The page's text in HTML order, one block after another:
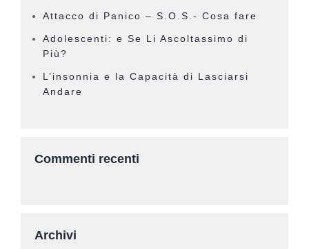
Attacco di Panico – S.O.S.- Cosa fare
Adolescenti: e Se Li Ascoltassimo di
Più?
L’insonnia e la Capacità di Lasciarsi
Andare
Commenti recenti
Archivi